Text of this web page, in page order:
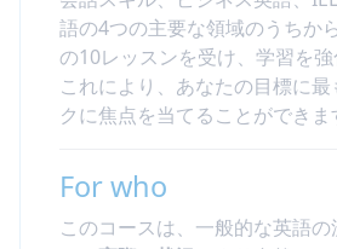
語の4つの主要な領域のうちか
の10レッスンを受け、学習を強
これにより、あなたの目標に
クに焦点を当てることができま
For who
このコースは、一般的な英語の